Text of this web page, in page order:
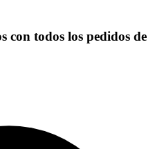
con todos los pedidos de